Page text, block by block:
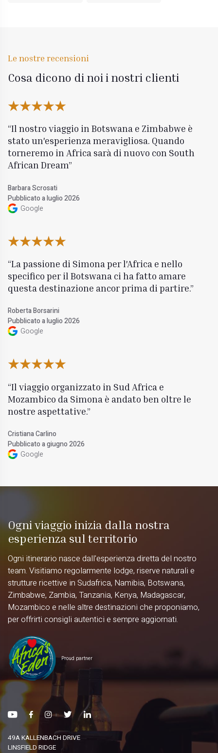
Le nostre recensioni
Cosa dicono di noi i nostri clienti
Il nostro viaggio in Botswana e Zimbabwe è
stato un'esperienza meravigliosa. Quando
torneremo in Africa sarà di nuovo con South
African Dream
Barbara Scrosati
Pubblicato a luglio 2026
Google
La passione di Simona per l'Africa e nello
specifico per il Botswana ci ha fatto amare
questa destinazione ancor prima di partire.
Roberta Borsarini
Pubblicato a luglio 2026
Google
Il viaggio organizzato in Sud Africa e
Mozambico da Simona è andato ben oltre le
nostre aspettative.
Cristiana Carlino
Pubblicato a giugno 2026
Google
Ogni viaggio inizia dalla nostra
esperienza sul territorio
Ogni itinerario nasce dall'esperienza diretta del nostro
team. Visitiamo regolarmente lodge, riserve naturali e
strutture ricettive in Sudafrica, Namibia, Botswana,
Zimbabwe, Zambia, Tanzania, Kenya, Madagascar,
Mozambico e nelle altre destinazioni che proponiamo,
per offrirti consigli autentici e sempre aggiornati.
Proud partner
49A KALLENBACH DRIVE
LINSFIELD RIDGE